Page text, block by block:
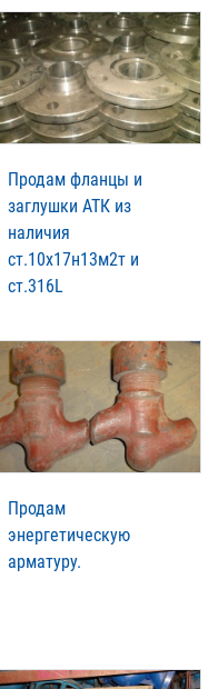
Продам фланцы и
заглушки АТК из
наличия
ст.10х17н13м2т и
ст.316L
Продам
энергетическую
арматуру.